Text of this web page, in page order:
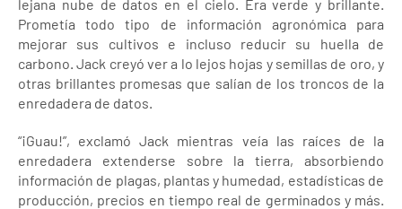
lejana nube de datos en el cielo. Era verde y brillante.
Prometía todo tipo de información agronómica para
mejorar sus cultivos e incluso reducir su huella de
carbono. Jack creyó ver a lo lejos hojas y semillas de oro, y
otras brillantes promesas que salían de los troncos de la
enredadera de datos.
“¡Guau!”, exclamó Jack mientras veía las raíces de la
enredadera extenderse sobre la tierra, absorbiendo
información de plagas, plantas y humedad, estadísticas de
producción, precios en tiempo real de germinados y más.